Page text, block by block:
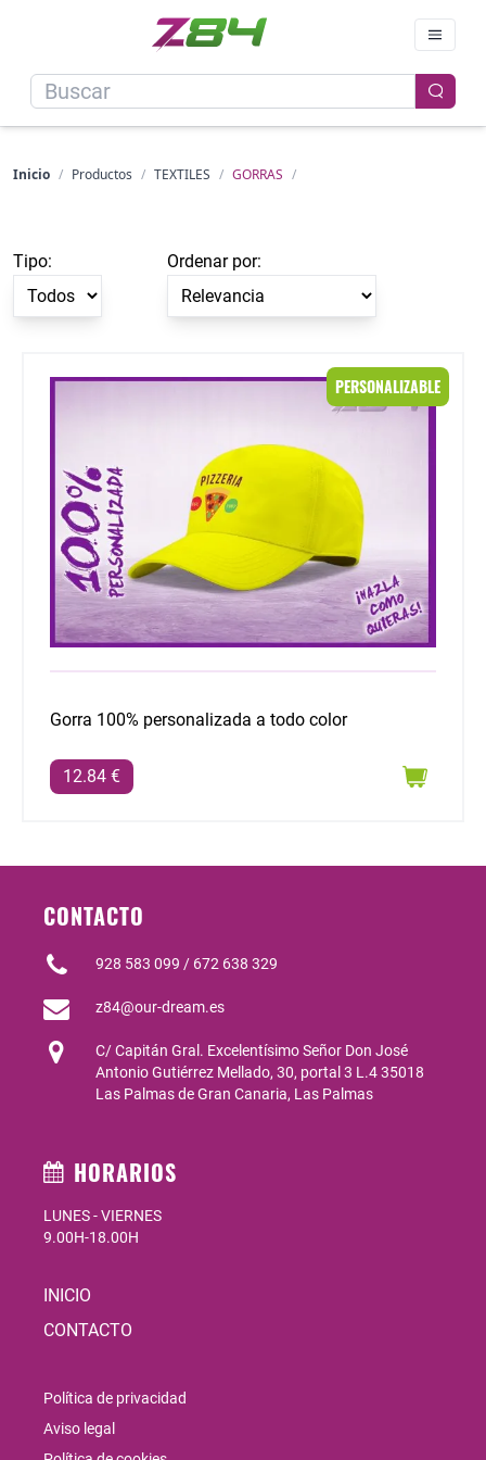
Inicio / Productos / TEXTILES / GORRAS /
Tipo: Ordenar por:
PERSONALIZABLE
Gorra 100% personalizada a todo color
Gorra 100% personalizada a todo color
12.84 €
CONTACTO
928 583 099 / 672 638 329
z84@our-dream.es
C/ Capitán Gral. Excelentísimo Señor Don José
Antonio Gutiérrez Mellado, 30, portal 3 L.4 35018
Las Palmas de Gran Canaria, Las Palmas
HORARIOS
LUNES - VIERNES
9.00H-18.00H
INICIO
CONTACTO
Política de privacidad
Aviso legal